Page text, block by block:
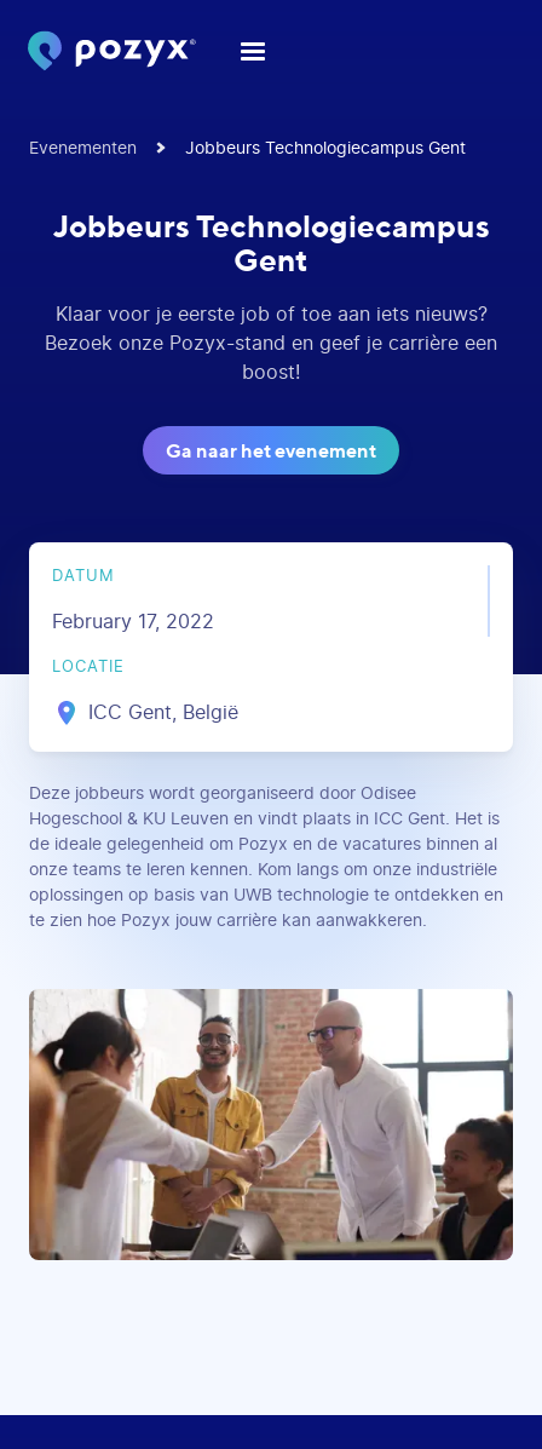
Evenementen Jobbeurs Technologiecampus Gent
Jobbeurs Technologiecampus
Gent
Klaar voor je eerste job of toe aan iets nieuws?
Bezoek onze Pozyx-stand en geef je carrière een
boost!
Ga naar het evenement
DATUM
February 17, 2022
LOCATIE
ICC Gent, België
Deze jobbeurs wordt georganiseerd door Odisee
Hogeschool & KU Leuven en vindt plaats in ICC Gent. Het is
de ideale gelegenheid om Pozyx en de vacatures binnen al
onze teams te leren kennen. Kom langs om onze industriële
oplossingen op basis van UWB technologie te ontdekken en
te zien hoe Pozyx jouw carrière kan aanwakkeren.